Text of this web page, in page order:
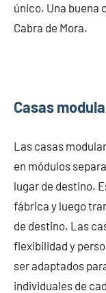
único. Una buena
Cabra de Mora.
Casas
Las casas
en módulos
lugar de destino.
fábrica y luego
de destino. Las
flexibilidad y
ser adaptados
individuales de